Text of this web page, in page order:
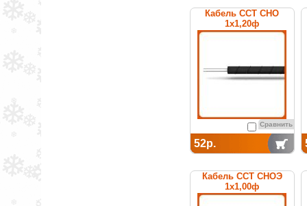
Кабель ССТ СНО
1х1,20ф
нагревательный
Сравнить
52р.
Кабель ССТ СНОЭ
1х1,00ф
нагревательный